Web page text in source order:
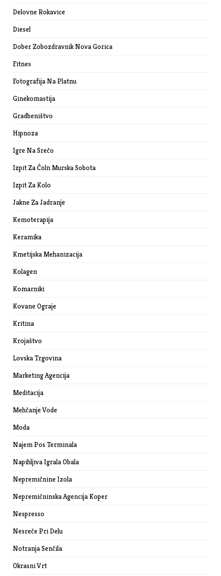
Delovne Rokavice
Diesel
Dober Zobozdravnik Nova Gorica
Fitnes
Fotografija Na Platnu
Ginekomastija
Gradbeništvo
Hipnoza
Igre Na Srečo
Izpit Za Čoln Murska Sobota
Izpit Za Kolo
Jakne Za Jadranje
Kemoterapija
Keramika
Kmetijska Mehanizacija
Kolagen
Komarniki
Kovane Ograje
Kritina
Krojaštvo
Lovska Trgovina
Marketing Agencija
Meditacija
Mehčanje Vode
Moda
Najem Pos Terminala
Napihljiva Igrala Obala
Nepremičnine Izola
Nepremičninska Agencija Koper
Nespresso
Nesreče Pri Delu
Notranja Senčila
Okrasni Vrt